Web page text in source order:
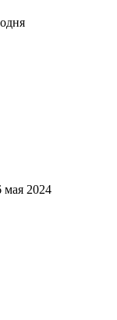
мая 2024